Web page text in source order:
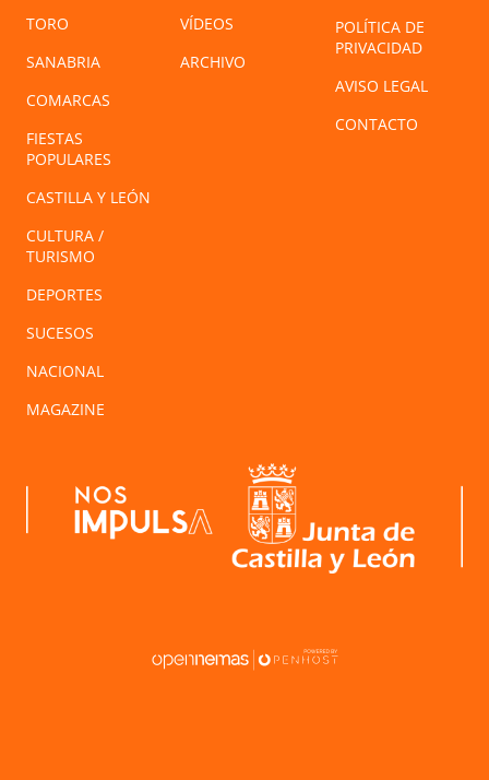
TORO
SANABRIA
COMARCAS
FIESTAS
POPULARES
CASTILLA Y LEÓN
CULTURA /
TURISMO
DEPORTES
SUCESOS
NACIONAL
MAGAZINE
VÍDEOS
ARCHIVO
POLÍTICA DE
PRIVACIDAD
AVISO LEGAL
CONTACTO